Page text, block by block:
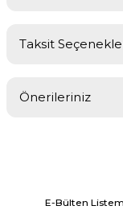
Taksit
Önerileriniz
Görüş ve önerileriniz
E-Bülten